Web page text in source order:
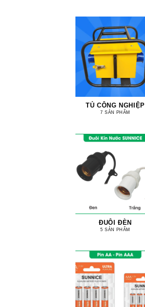
TỦ CÔNG NGHIỆP
7 SẢN PHẨM
ĐUÔI ĐÈN
5 SẢN PHẨM